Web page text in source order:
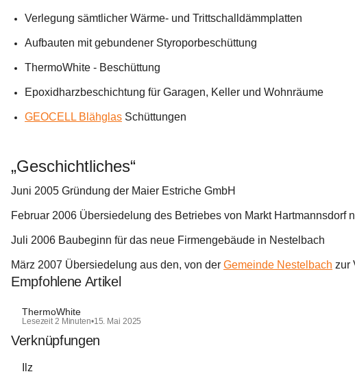
Verlegung sämtlicher Wärme- und Trittschalldämmplatten
Aufbauten mit gebundener Styroporbeschüttung
ThermoWhite - Beschüttung
Epoxidharzbeschichtung für Garagen, Keller und Wohnräume
GEOCELL Blähglas Schüttungen
„Geschichtliches“
Juni 2005 Gründung der Maier Estriche GmbH
Februar 2006 Übersiedelung des Betriebes von Markt Hartmannsdorf
Juli 2006 Baubeginn für das neue Firmengebäude in Nestelbach
März 2007 Übersiedelung aus den, von der Gemeinde Nestelbach zur
Empfohlene Artikel
ThermoWhite
Lesezeit 2 Minuten•15. Mai 2025
Verknüpfungen
Ilz